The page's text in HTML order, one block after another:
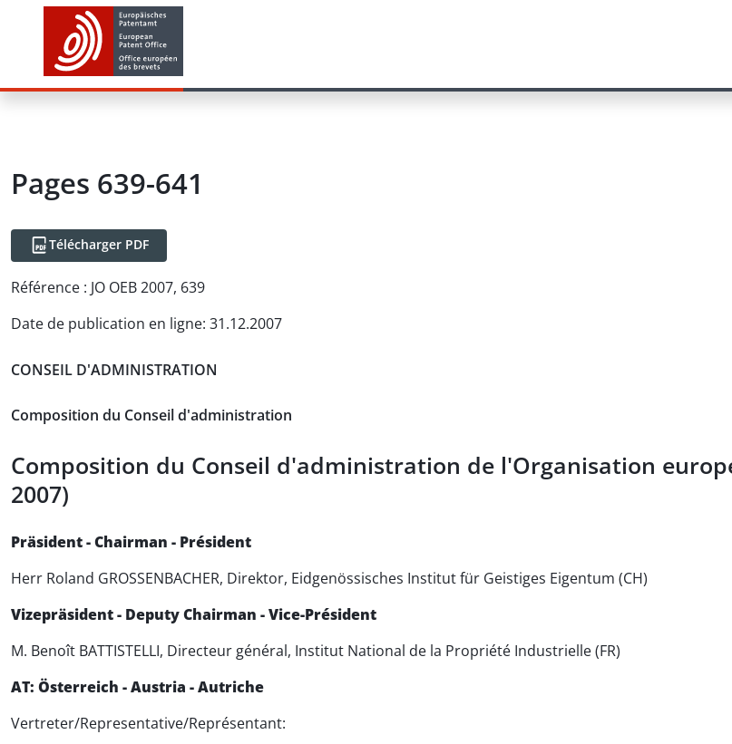
Pages 639-641
Télécharger PDF
Référence : JO OEB 2007, 639
Date de publication en ligne: 31.12.2007
CONSEIL D'ADMINISTRATION
Composition du Conseil d'administration
Composition du Conseil d'administration de l'Organisation
2007)
Präsident - Chairman - Président
Herr Roland GROSSENBACHER, Direktor, Eidgenössisches Institut für Geistiges Eigentum (CH)
Vizepräsident - Deputy Chairman - Vice-Président
M. Benoît BATTISTELLI, Directeur général, Institut National de la Propriété Industrielle (FR)
AT: Österreich - Austria - Autriche
Vertreter/Representative/Représentant: